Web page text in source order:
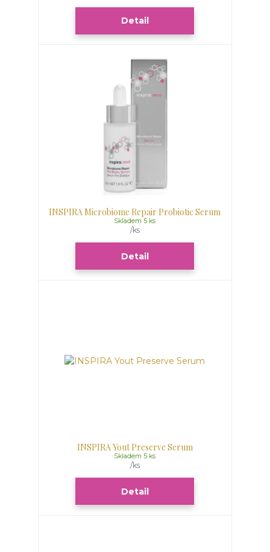
Detail
INSPIRA Microbiome Repair Probiotic Serum
/ks
Skladem 5 ks
Detail
INSPIRA Yout Preserve Serum
/ks
Skladem 5 ks
Detail